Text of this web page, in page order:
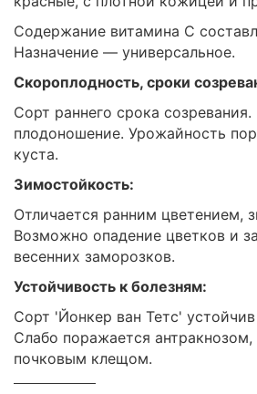
Содержание витамина С
Назначение — универсальное.
Скороплодность, сроки
Сорт раннего срока
плодоношение. Урожайность
куста.
Зимостойкость:
Отличается ранним цветением,
Возможно опадение цветков и
весенних заморозков.
Устойчивость к болезням:
Сорт 'Йонкер ван Тетс'
Слабо поражается
почковым клещом.